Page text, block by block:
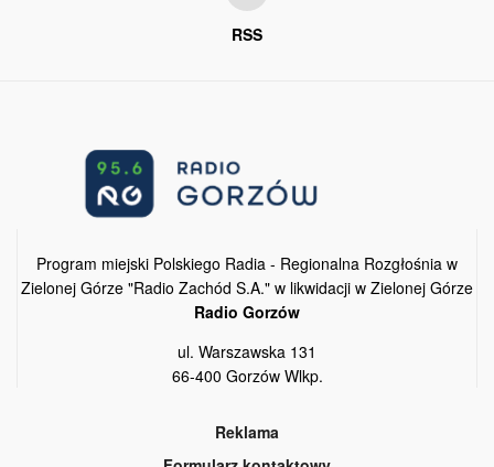
RSS
Program miejski Polskiego Radia - Regionalna Rozgłośnia w
Zielonej Górze "Radio Zachód S.A." w likwidacji w Zielonej Górze
Radio Gorzów
ul. Warszawska 131
66-400 Gorzów Wlkp.
Reklama